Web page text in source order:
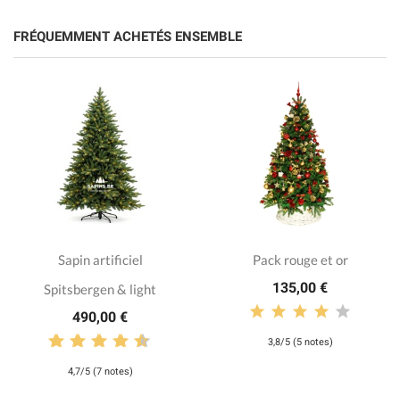
FRÉQUEMMENT ACHETÉS ENSEMBLE
Sapin artificiel
Spitsbergen & light
490,00 €
4,7/5 (7 notes)
Pack rouge et or
135,00 €
3,8/5 (5 notes)